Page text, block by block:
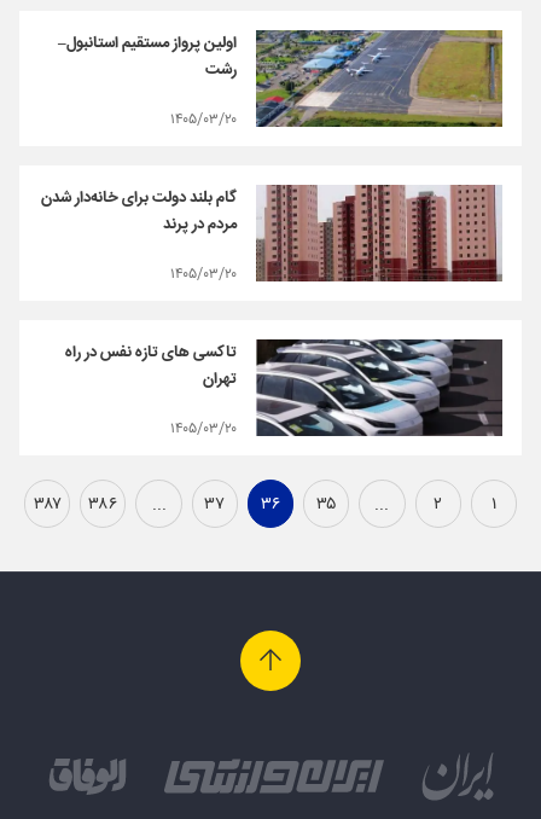
اولین پرواز مستقیم استانبول–
رشت
۱۴۰۵/۰۳/۲۰
گام بلند دولت برای خانه‌دار شدن
مردم در پرند
۱۴۰۵/۰۳/۲۰
تاکسی های تازه نفس در راه
تهران
۱۴۰۵/۰۳/۲۰
۱ ۲ ... ۳۵ ۳۶ ۳۷ ... ۳۸۶ ۳۸۷